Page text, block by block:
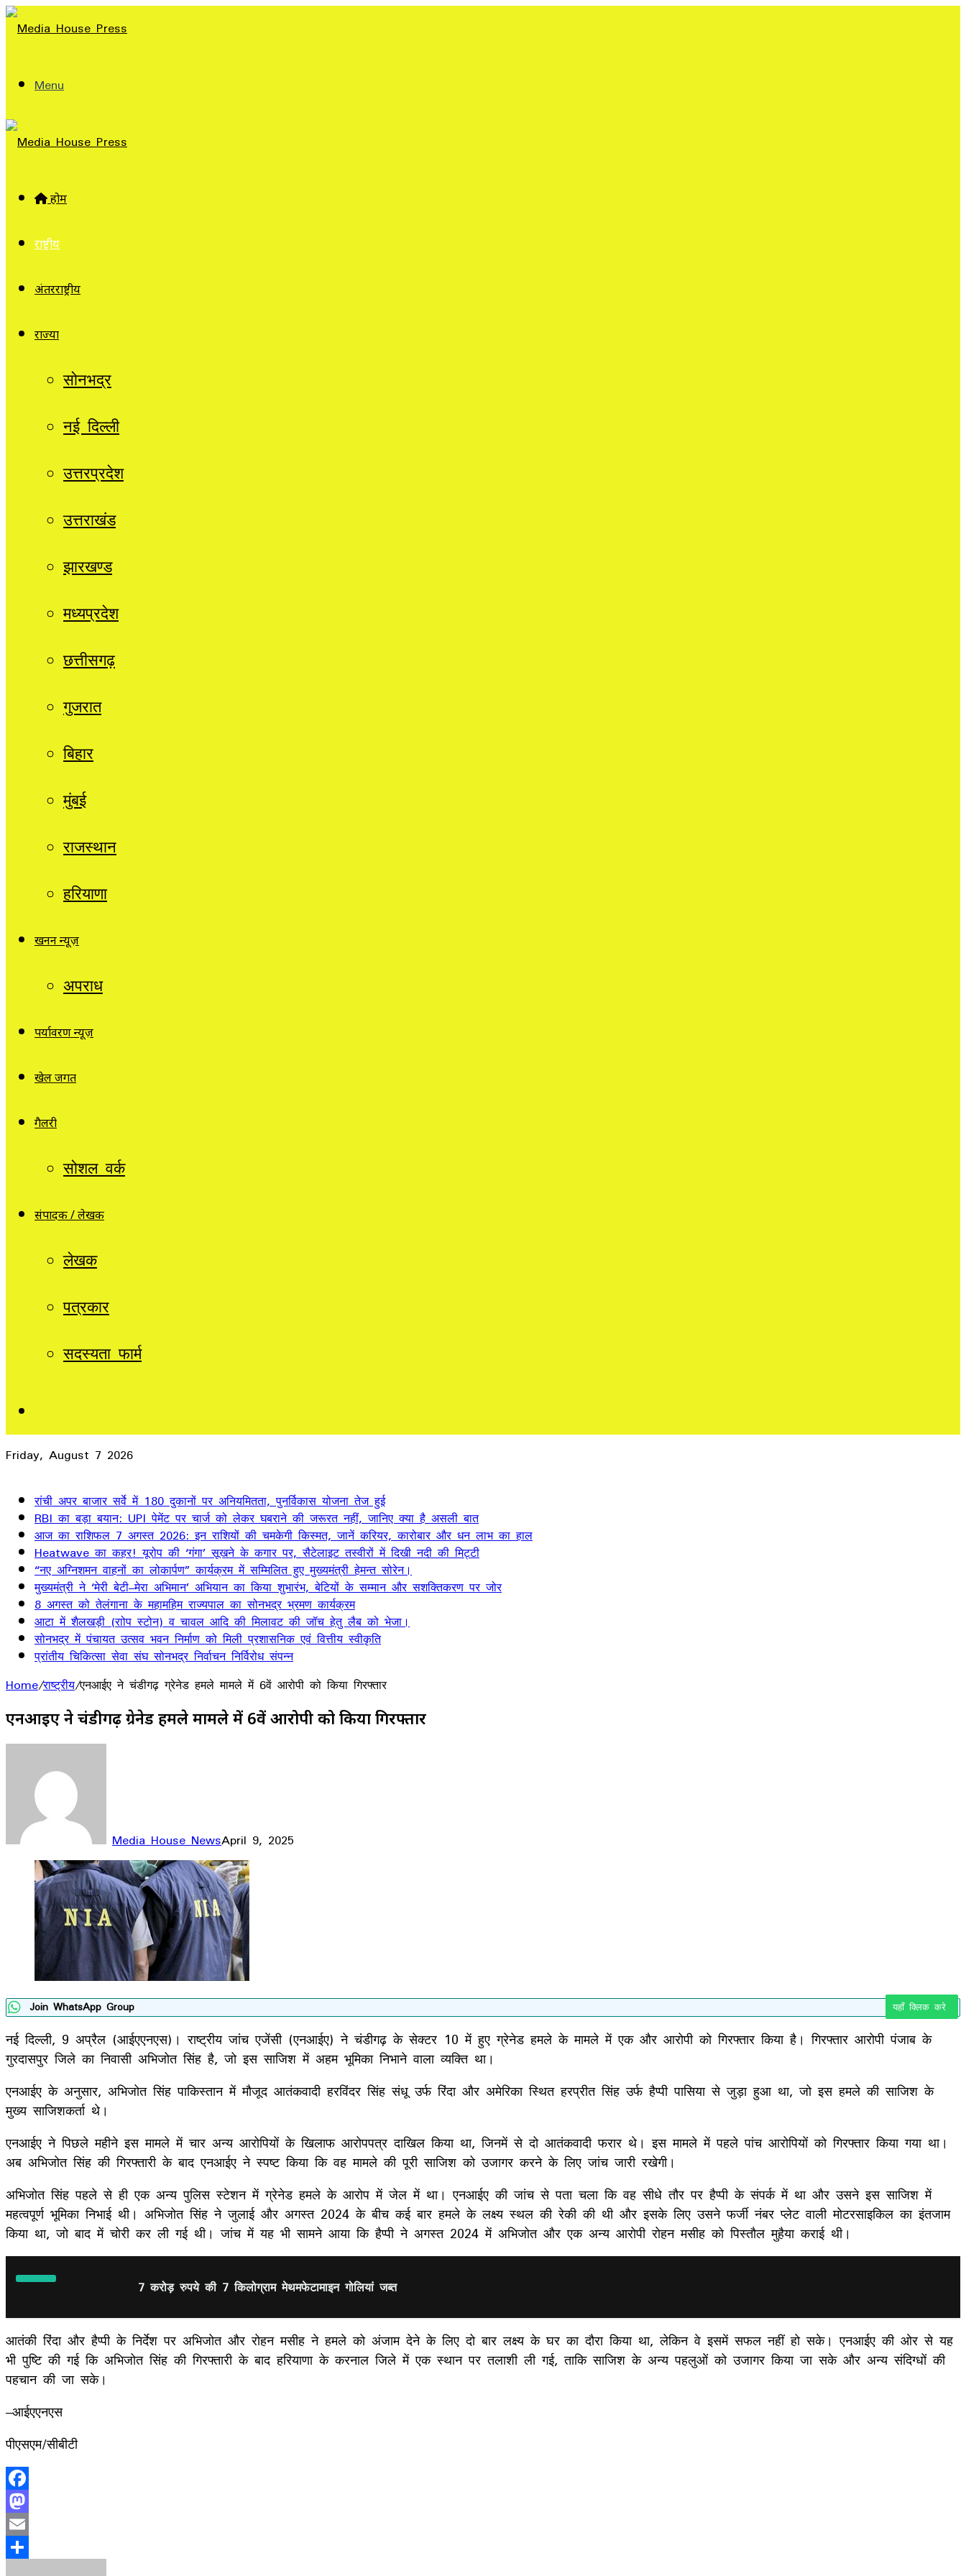
Menu
होम
राष्ट्रीय
अंतरराष्ट्रीय
राज्यों
सोनभद्र
नई दिल्ली
उत्तरप्रदेश
उत्तराखंड
झारखण्ड
मध्यप्रदेश
छत्तीसगढ़
गुजरात
बिहार
मुंबई
राजस्थान
हरियाणा
खनन न्यूज़
अपराध
पर्यावरण न्यूज़
खेल जगत
गैलरी
सोशल वर्क
संपादक / लेखक
लेखक
पत्रकार
सदस्यता फार्म
Friday, August 7 2026
रांची अपर बाजार सर्वे में 180 दुकानों पर अनियमितता, पुनर्विकास योजना तेज हुई
RBI का बड़ा बयान: UPI पेमेंट पर चार्ज को लेकर घबराने की जरूरत नहीं, जानिए क्या है असली बात
आज का राशिफल 7 अगस्त 2026: इन राशियों की चमकेगी किस्मत, जानें करियर, कारोबार और धन लाभ का हाल
Heatwave का कहर! यूरोप की ‘गंगा’ सूखने के कगार पर, सैटेलाइट तस्वीरों में दिखी नदी की मिट्टी
“नए अग्निशमन वाहनों का लोकार्पण” कार्यक्रम में सम्मिलित हुए मुख्यमंत्री हेमन्त सोरेन।
मुख्यमंत्री ने ‘मेरी बेटी–मेरा अभिमान’ अभियान का किया शुभारंभ, बेटियों के सम्मान और सशक्तिकरण पर जोर
8 अगस्त को तेलंगाना के महामहिम राज्यपाल का सोनभद्र भ्रमण कार्यक्रम
आटा में शैलखड़ी (राोप स्टोन) व चावल आदि की मिलावट की जॉच हेतु लैब को भेजा।
सोनभद्र में पंचायत उत्सव भवन निर्माण को मिली प्रशासनिक एवं वित्तीय स्वीकृति
प्रांतीय चिकित्सा सेवा संघ सोनभद्र निर्वाचन निर्विरोध संपन्न
Home/राष्ट्रीय/एनआईए ने चंडीगढ़ ग्रेनेड हमले मामले में 6वें आरोपी को किया गिरफ्तार
एनआईए ने चंडीगढ़ ग्रेनेड हमले मामले में 6वें आरोपी को किया गिरफ्तार
Media House NewsApril 9, 2025
Facebook
LinkedIn
WhatsApp
Telegram
Join WhatsApp Group यहाँ क्लिक करे
नई दिल्ली, 9 अप्रैल (आईएएनएस)। राष्ट्रीय जांच एजेंसी (एनआईए) ने चंडीगढ़ के सेक्टर 10 में हुए ग्रेनेड हमले के मामले में एक और आरोपी को गिरफ्तार किया है। गिरफ्तार आरोपी पंजाब के
गुरदासपुर जिले का निवासी अभिजोत सिंह है, जो इस साजिश में अहम भूमिका निभाने वाला व्यक्ति था।
एनआईए के अनुसार, अभिजोत सिंह पाकिस्तान में मौजूद आतंकवादी हरविंदर सिंह संधू उर्फ रिंदा और अमेरिका स्थित हरप्रीत सिंह उर्फ हैप्पी पासिया से जुड़ा हुआ था, जो इस हमले की साजिश के
मुख्य साजिशकर्ता थे।
एनआईए ने पिछले महीने इस मामले में चार अन्य आरोपियों के खिलाफ आरोपपत्र दाखिल किया था, जिनमें से दो आतंकवादी फरार थे। इस मामले में पहले पांच आरोपियों को गिरफ्तार किया गया था।
अब अभिजोत सिंह की गिरफ्तारी के बाद एनआईए ने स्पष्ट किया कि वह मामले की पूरी साजिश को उजागर करने के लिए जांच जारी रखेगी।
अभिजोत सिंह पहले से ही एक अन्य पुलिस स्टेशन में ग्रेनेड हमले के आरोप में जेल में था। एनआईए की जांच से पता चला कि वह सीधे तौर पर हैप्पी के संपर्क में था और उसने इस साजिश में
महत्वपूर्ण भूमिका निभाई थी। अभिजोत सिंह ने जुलाई और अगस्त 2024 के बीच कई बार हमले के लक्ष्य स्थल की रेकी की थी और इसके लिए उसने फर्जी नंबर प्लेट वाली मोटरसाइकिल का इंतजाम
किया था, जो बाद में चोरी कर ली गई थी। जांच में यह भी सामने आया कि हैप्पी ने अगस्त 2024 में अभिजोत और एक अन्य आरोपी रोहन मसीह को पिस्तौल मुहैया कराई थी।
7 करोड़ रुपये की 7 किलोग्राम मेथमफेटामाइन गोलियां जब्त
आतंकी रिंदा और हैप्पी के निर्देश पर अभिजोत और रोहन मसीह ने हमले को अंजाम देने के लिए दो बार लक्ष्य के घर का दौरा किया था, लेकिन वे इसमें सफल नहीं हो सके। एनआईए की ओर से यह
भी पुष्टि की गई कि अभिजोत सिंह की गिरफ्तारी के बाद हरियाणा के करनाल जिले में एक स्थान पर तलाशी ली गई, ताकि साजिश के अन्य पहलुओं को उजागर किया जा सके और अन्य संदिग्धों की
पहचान की जा सके।
–आईएएनएस
पीएसएम/सीबीटी
Facebook
Mastodon
Email